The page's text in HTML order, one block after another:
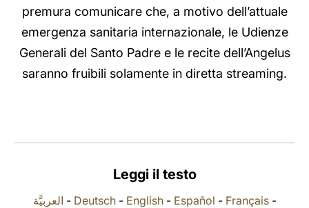
premura comunicare che, a motivo dell’attuale
emergenza sanitaria internazionale, le Udienze
Generali del Santo Padre e le recite dell’Angelus
saranno fruibili solamente in diretta streaming.
Leggi il testo
العربيَّة - Deutsch- English- Español - Français-